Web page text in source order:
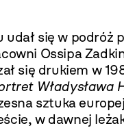
się w podróż
Ossipa
się drukiem w
Władysława
sztuka
w dawnej